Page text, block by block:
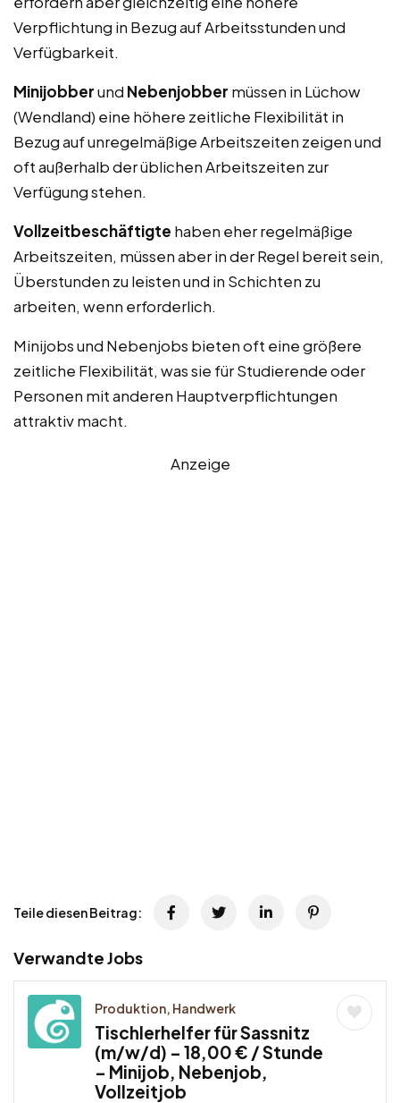
Verpflichtung in Bezug auf Arbeitsstunden und
Verfügbarkeit.
Minijobberund Nebenjobber müssen in Lüchow
(Wendland) eine höhere zeitliche Flexibilität in
Bezug auf unregelmäßige Arbeitszeiten zeigen und
oft außerhalb der üblichen Arbeitszeiten zur
Verfügung stehen.
Vollzeitbeschäftigte haben eher regelmäßige
Arbeitszeiten, müssen aber in der Regel bereit sein,
Überstunden zu leisten und in Schichten zu
arbeiten, wenn erforderlich.
Minijobs und Nebenjobs bieten oft eine größere
zeitliche Flexibilität, was sie für Studierende oder
Personen mit anderen Hauptverpflichtungen
attraktiv macht.
Anzeige
Teile diesen Beitrag:
Verwandte Jobs
Produktion, Handwerk
Tischlerhelfer für Sassnitz
(m/w/d) – 18,00 € / Stunde
– Minijob, Nebenjob,
Vollzeitjob